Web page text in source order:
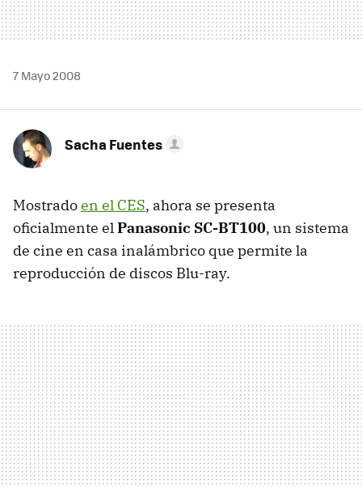
7 Mayo 2008
Sacha Fuentes
Mostradoen el CES, ahora se presenta
oficialmente elPanasonic SC-BT100, un sistema
de cine en casa inalámbrico que permite la
reproducción de discos Blu-ray.